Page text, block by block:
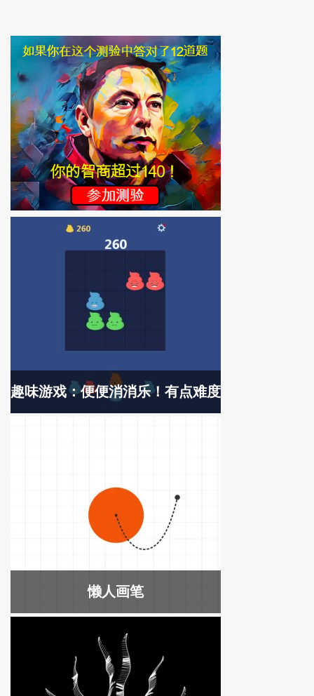
趣味游戏：便便消消乐！有点难度
懒人画笔